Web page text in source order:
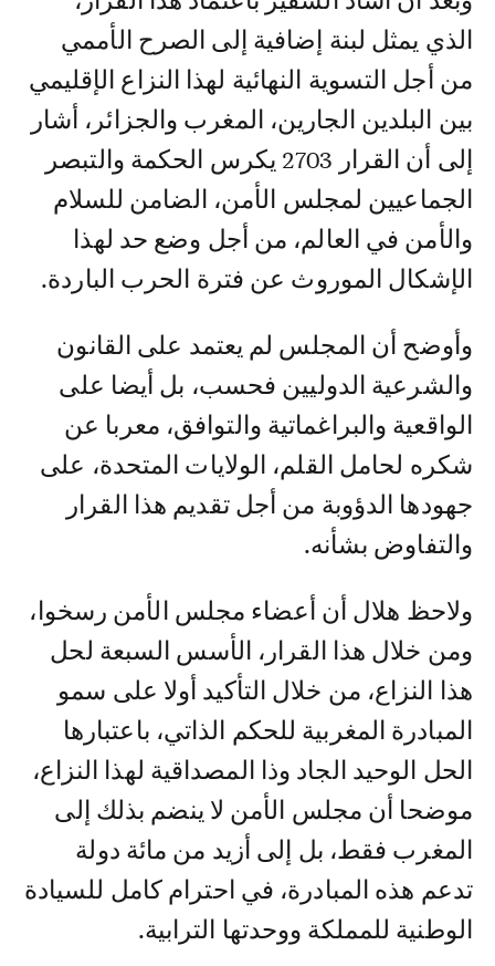
الذي يمثل لبنة إضافية إلى الصرح الأممي
من أجل التسوية النهائية لهذا النزاع الإقليمي
بين البلدين الجارين، المغرب والجزائر، أشار
إلى أن القرار 2703 يكرس الحكمة والتبصر
الجماعيين لمجلس الأمن، الضامن للسلام
والأمن في العالم، من أجل وضع حد لهذا
الإشكال الموروث عن فترة الحرب الباردة.
وأوضح أن المجلس لم يعتمد على القانون
والشرعية الدوليين فحسب، بل أيضا على
الواقعية والبراغماتية والتوافق، معربا عن
شكره لحامل القلم، الولايات المتحدة، على
جهودها الدؤوبة من أجل تقديم هذا القرار
والتفاوض بشأنه.
ولاحظ هلال أن أعضاء مجلس الأمن رسخوا،
ومن خلال هذا القرار، الأسس السبعة لحل
هذا النزاع، من خلال التأكيد أولا على سمو
المبادرة المغربية للحكم الذاتي، باعتبارها
الحل الوحيد الجاد وذا المصداقية لهذا النزاع،
موضحا أن مجلس الأمن لا ينضم بذلك إلى
المغرب فقط، بل إلى أزيد من مائة دولة
تدعم هذه المبادرة، في احترام كامل للسيادة
الوطنية للمملكة ووحدتها الترابية.